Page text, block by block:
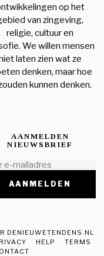
op het
van zingeving,
religie, cultuur en
We willen mensen
laten zien wat ze
denken, maar hoe
kunnen denken.
AANMELDEN
NIEUWSBRIEF
DENIEUWETENDENS.NL
HELP
TERMS